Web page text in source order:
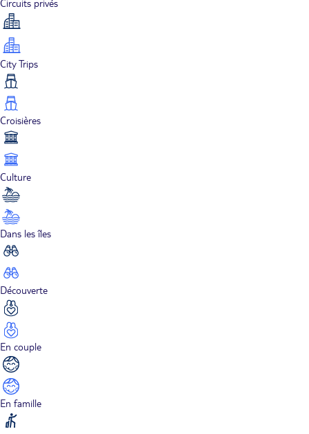
Circuits privés
City Trips
Croisières
Culture
Dans les îles
Découverte
En couple
En famille